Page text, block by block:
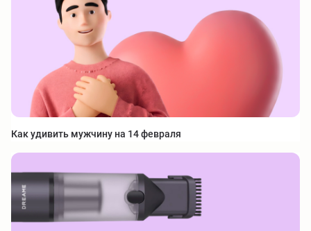
Как удивить мужчину на 14 февраля